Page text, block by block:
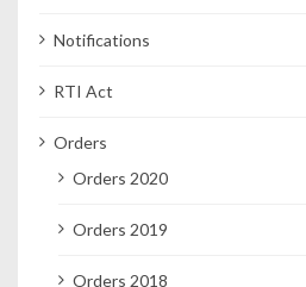
Notifications
RTI Act
Orders
Orders 2020
Orders 2019
Orders 2018